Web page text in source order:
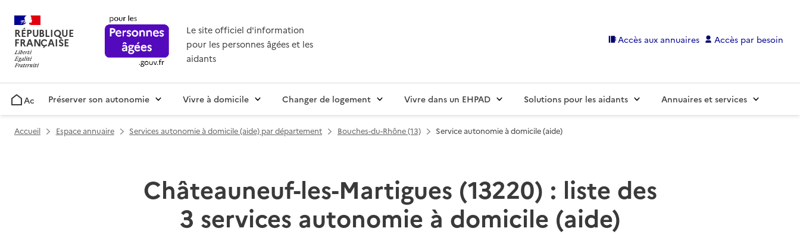
RÉPUBLIQUE
FRANÇAISE
Le site officiel d'information
pour les personnes âgées et les
aidants
Accès aux annuaires Accès par besoin
AccueilPréserver son autonomie Vivre à domicile Changer de logement Vivre dans un EHPAD Solutions pour les aidants Annuaires et services
Accueil Espace annuaire Services autonomie à domicile (aide) par département Bouches-du-Rhône (13) Service autonomie à domicile (aide)
Châteauneuf-les-Martigues (13220) : liste des
3 services autonomie à domicile (aide)